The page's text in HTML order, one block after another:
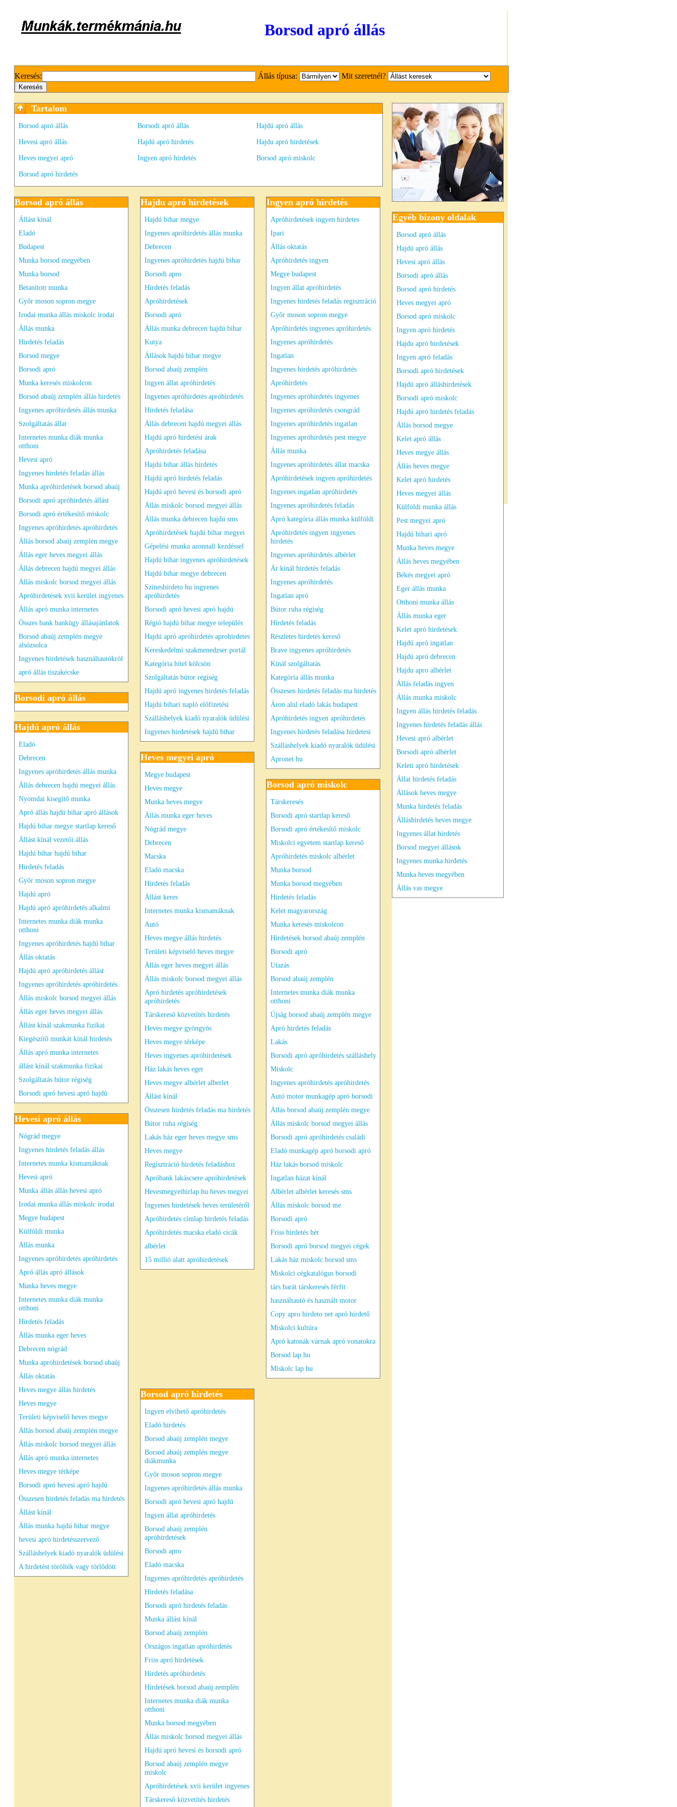
Borsod apró állás
Keresés: Állás típusa: Mit szeretnél?
Tartalom
Borsod apró állás Borsodi apró állás
Hajdú apró állás
Hevesi apró állás
Hajdú apró hirdetés
Hajdu apró hirdetések
Heves megyei apró
Ingyen apró hirdetés
Borsod apró miskolc
Borsod apró hirdetés
Borsod apró állás
Állást kínál
Eladó
Budapest
Munka borsod megyében
Munka borsod
Betanított munka
Győr moson sopron megye
Irodai munka állás miskolc irodai
Állás munka
Hirdetés feladás
Borsod megye
Borsodi apró
Munka keresés miskolcon
Borsod abaúj zemplén állás hirdetés
Ingyenes apróhirdetés állás munka
Szolgáltatás állat
Internetes munka diák munka
otthoni
Hevesi apró
Ingyenes hirdetés feladás állás
Munka apróhirdetések borsod abaúj
Borsodi apró apróhirdetés állást
Borsodi apró értékesítő miskolc
Ingyenes apróhirdetés apróhirdetés
Állás borsod abaúj zemplén megye
Állás eger heves megyei állás
Állás debrecen hajdú megyei állás
Állás miskolc borsod megyei állás
Apróhirdetések xvii kerület ingyenes
Állás apró munka internetes
Összes bank bankügy állásajánlatok
Borsod abaúj zemplén megye
alsózsolca
Ingyenes hirdetések használtautókról
apró állás tiszakécske
Borsodi apró állás
Hajdú apró állás
Eladó
Debrecen
Ingyenes apróhirdetés állás munka
Állás debrecen hajdú megyei állás
Nyomdai kisegítő munka
Apró állás hajdú bihar apró állások
Hajdú bihar megye startlap kereső
Állást kínál vezetői állás
Hajdú bihar hajdú bihar
Hirdetés feladás
Győr moson sopron megye
Hajdú apró
Hajdú apró apróhirdetés alkalmi
Internetes munka diák munka
otthoni
Ingyenes apróhirdetés hajdú bihar
Állás oktatás
Hajdú apró apróhirdetés állást
Ingyenes apróhirdetés apróhirdetés
Állás miskolc borsod megyei állás
Állás eger heves megyei állás
Állást kínál szakmunka fizikai
Kiegészítő munkát kínál hirdetés
Állás apró munka internetes
állást kínál szakmunka fizikai
Szolgáltatás bútor régiség
Borsodi apró hevesi apró hajdú
Hevesi apró állás
Nógrád megye
Ingyenes hirdetés feladás állás
Internetes munka kismamáknak
Hevesi apró
Munka állás állás hevesi apró
Irodai munka állás miskolc irodai
Megye budapest
Külföldi munka
Állás munka
Ingyenes apróhirdetés apróhirdetés
Apró állás apró állások
Munka heves megye
Internetes munka diák munka
otthoni
Hirdetés feladás
Állás munka eger heves
Debrecen nógrád
Munka apróhirdetések borsod abaúj
Állás oktatás
Heves megye állás hirdetés
Heves megye
Területi képviselő heves megye
Állás borsod abaúj zemplén megye
Állás miskolc borsod megyei állás
Állás apró munka internetes
Heves megye térképe
Borsodi apró hevesi apró hajdú
Összesen hirdetés feladás ma hirdetés
Állást kínál
Állás munka hajdú bihar megye
hevesi apró hirdetésszervező
Szálláshelyek kiadó nyaralók üdülési
A hirdetést törölték vagy törlődött
Hajdu apró hirdetések
Hajdú bihar megye
Ingyenes apróhirdetés állás munka
Debrecen
Ingyenes apróhirdetés hajdú bihar
Borsodi apro
Hirdetés feladás
Apróhirdetések
Borsodi apró
Állás munka debrecen hajdú bihar
Kutya
Állások hajdú bihar megye
Borsod abaúj zemplén
Ingyen állat apróhirdetés
Ingyenes apróhirdetés apróhirdetés
Hirdetés feladása
Állás debrecen hajdú megyei állás
Hajdú apró hirdetési árak
Apróhirdetés feladása
Hajdú bihar állás hirdetés
Hajdú apró hirdetés feladás
Hajdú apró hevesi és borsodi apró
Állás miskolc borsod megyei állás
Állás munka debrecen hajdú sms
Apróhirdetések hajdú bihar megyei
Gépelési munka azonnali kezdéssel
Hajdú bihar ingyenes apróhirdetések
Hajdú bihar megye debrecen
Szineshirdeto hu ingyenes
apróhirdetés
Borsodi apró hevesi apró hajdú
Régió hajdú bihar megye település
Hajdú apró apróhirdetés aprohirdetes
Kereskedelmi szakmenedzser portál
Kategória hitel kölcsön
Szolgáltatás bútor régiség
Hajdú apró ingyenes hirdetés feladás
Hajdú bihari napló előfizetési
Szálláshelyek kiadó nyaralók üdülési
Ingyenes hirdetések hajdú bihar
Heves megyei apró
Megye budapest
Heves megye
Munka heves megye
Állás munka eger heves
Nógrád megye
Debrecen
Macska
Eladó macska
Hirdetés feladás
Állást keres
Internetes munka kismamáknak
Autó
Heves megye állás hirdetés
Területi képviselő heves megye
Állás eger heves megyei állás
Állás miskolc borsod megyei állás
Apró hirdetés apróhirdetések
apróhirdetés
Társkereső közvetítés hirdetés
Heves megye gyöngyös
Heves megye térképe
Heves ingyenes apróhirdetések
Ház lakás heves eger
Heves megye albérlet alberlet
Állást kínál
Összesen hirdetés feladás ma hirdetés
Bútor ruha régiség
Lakás ház eger heves megye sms
Heves megye
Regisztráció hirdetés feladáshoz
Apróbank lakáscsere apróhirdetések
Hevesmegyeihirlap hu heves megyei
Ingyenes hirdetések heves területéről
Apróhirdetés címlap hirdetés feladás
Apróhirdetés macska eladó cicák
albérlet
15 millió alatt apróhirdetések
Ingyen apró hirdetés
Apróhirdetések ingyen hirdetes
Ipari
Állás oktatás
Apróhirdetés ingyen
Megye budapest
Ingyen állat apróhirdetés
Ingyenes hirdetés feladás regisztráció
Győr moson sopron megye
Apróhirdetés ingyenes apróhirdetés
Ingyenes apróhirdetés
Ingatlan
Ingyenes hirdetés apróhirdetés
Apróhirdetés
Ingyenes apróhirdetés ingyenes
Ingyenes apróhirdetés csongrád
Ingyenes apróhirdetés ingatlan
Ingyenes apróhirdetés pest megye
Állás munka
Ingyenes apróhirdetés állat macska
Apróhirdetések ingyen apróhirdetés
Ingyenes ingatlan apróhirdetés
Ingyenes apróhirdetés feladás
Apró kategória állás munka külföldi
Apróhirdetés ingyen ingyenes
hirdetés
Ingyenes apróhirdetés albérlet
Ár kínál hirdetés feladás
Ingyenes apróhirdetés
Ingatlan apró
Bútor ruha régiség
Hirdetés feladás
Részletes hirdetés kereső
Brave ingyenes apróhirdetés
Kínál szolgáltatás
Kategória állás munka
Összesen hirdetés feladás ma hirdetés
Áron alul eladó lakás budapest
Apróhirdetés ingyen apróhirdetés
Ingyenes hirdetés feladása hirdetesi
Szálláshelyek kiadó nyaralók üdülési
Apronet hu
Borsod apró miskolc
Társkeresés
Borsodi apró startlap kereső
Borsodi apró értékesítő miskolc
Miskolci egyetem startlap kereső
Apróhirdetés miskolc albérlet
Munka borsod
Munka borsod megyében
Hirdetés feladás
Kelet magyarország
Munka keresés miskolcon
Hirdetések borsod abaúj zemplén
Borsodi apró
Utazás
Borsod abaúj zemplén
Internetes munka diák munka
otthoni
Újság borsod abaúj zemplén megye
Apró hirdetés feladás
Lakás
Borsodi apró apróhirdetés szálláshely
Miskolc
Ingyenes apróhirdetés apróhirdetés
Autó motor munkagép apró borsodi
Állás borsod abaúj zemplén megye
Állás miskolc borsod megyei állás
Borsodi apró apróhirdetés családi
Eladó munkagép apró borsodi apró
Ház lakás borsod miskolc
Ingatlan házat kínál
Albérlet albérlet keresés sms
Állás miskolc borsod me
Borsodi apró
Friss hirdetés hét
Borsodi apró borsod megyei cégek
Lakás ház miskolc borsod sms
Miskolci cégkatalógus borsodi
társ barát társkeresés férfit
használtautó és használt motor
Copy apro hirdeto net apró hirdető
Miskolci kultúra
Apró katonák várnak apró vonatokra
Borsod lap hu
Miskolc lap hu
Borsod apró hirdetés
Ingyen elvihető apróhirdetés
Eladó hirdetés
Borsod abaúj zemplén megye
Borsod abaúj zemplén megye
diákmunka
Győr moson sopron megye
Ingyenes apróhirdetés állás munka
Borsodi apró hevesi apró hajdú
Ingyen állat apróhirdetés
Borsod abaúj zemplén
apróhirdetések
Borsodi apro
Eladó macska
Ingyenes apróhirdetés apróhirdetés
Hirdetés feladása
Borsodi apró hirdetés feladás
Munka állást kínál
Borsod abaúj zemplén
Országos ingatlan apróhirdetés
Friss apró hirdetések
Hirdetés apróhirdetés
Hirdetések borsod abaúj zemplén
Internetes munka diák munka
otthoni
Munka borsod megyében
Állás miskolc borsod megyei állás
Hajdú apró hevesi és borsodi apró
Borsod abaúj zemplén megye
miskolc
Apróhirdetések xvii kerület ingyenes
Társkereső közvetítés hirdetés
Egyéb bizony oldalak
Borsod apró állás
Hajdú apró állás
Hevesi apró állás
Borsodi apró állás
Borsod apró hirdetés
Heves megyei apró
Borsod apró miskolc
Ingyen apró hirdetés
Hajdu apró hirdetések
Ingyen apró feladás
Borsodi apró hirdetések
Hajdú apró álláshirdetések
Borsodi apró miskolc
Hajdú apró hirdetés feladás
Állás borsod megye
Kelet apró állás
Heves megye állás
Állás heves megye
Kelet apró hirdetés
Heves megyei állás
Külföldi munka állás
Pest megyei apró
Hajdú bihari apró
Munka heves megye
Állás heves megyében
Békés megyei apró
Eger állás munka
Otthoni munka állás
Állás munka eger
Kelet apró hirdetések
Hajdú apró ingatlan
Hajdú apró debrecen
Hajdu apro albérlet
Állás feladás ingyen
Állás munka miskolc
Ingyen állás hirdetés feladás
Ingyenes hirdetés feladás állás
Hevesi apró albérlet
Borsodi apró albérlet
Keleti apró hirdetések
Állat hirdetés feladás
Állások heves megye
Munka hirdetés feladás
Álláshirdetés heves megye
Ingyenes állat hirdetés
Borsod megyei állások
Ingyenes munka hirdetés
Munka heves megyében
Állás vas megye